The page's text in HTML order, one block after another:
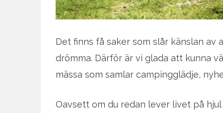
Det finns få saker som slår känslan
drömma. Därför är vi glada att kunna
mässa som samlar campingglädje,
Oavsett om du redan lever livet på